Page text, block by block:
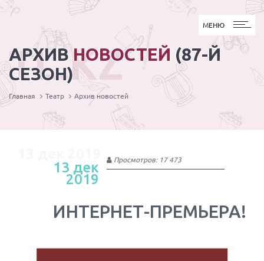
МЕНЮ
МЕНЮ
АРХИВ НОВОСТЕЙ (87-Й
СЕЗОН)
TL.KZ
Главная Театр Архив новостей
13 дек
2019
Просмотров: 17 473
ИНТЕРНЕТ-ПРЕМЬЕРА!